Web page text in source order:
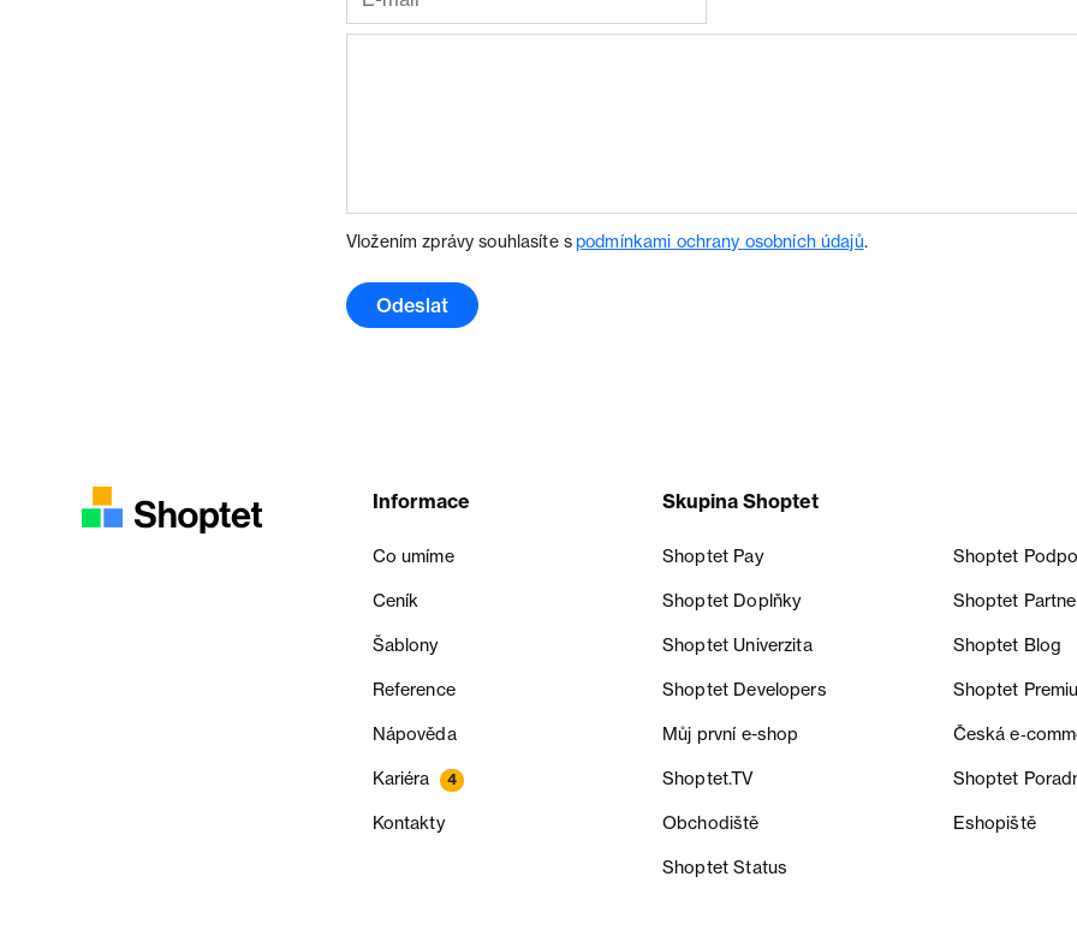
Vložením zprávy souhlasíte spodmínkami ochrany osobních údajů.
Odeslat
Informace
Co umíme
Ceník
Šablony
Reference
Nápověda
Kariéra 4
Kontakty
Skupina Shoptet
Shoptet Pay Shoptet
Shoptet Doplňky Shoptet
Shoptet Univerzita Shoptet Blog
Shoptet Developers Shoptet
Můj první e-shop Česká
Shoptet.TV Shoptet
Obchodiště Eshopiště
Shoptet Status